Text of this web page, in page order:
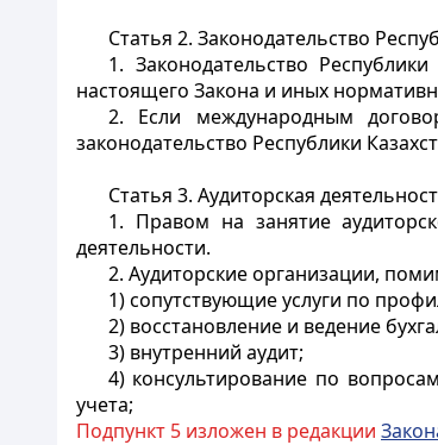
Статья 2. Законодательство
1. Законодательство
настоящего Закона и иных
2. Если международным
законодательство Республики
Статья 3. Аудиторская
1. Правом на занятие
деятельности.
2. Аудиторские организации,
1) сопутствующие услуги по
2) восстановление и ведение
3) внутренний аудит;
4) консультирование по
учета;
Подпункт 5 изложен в редакции